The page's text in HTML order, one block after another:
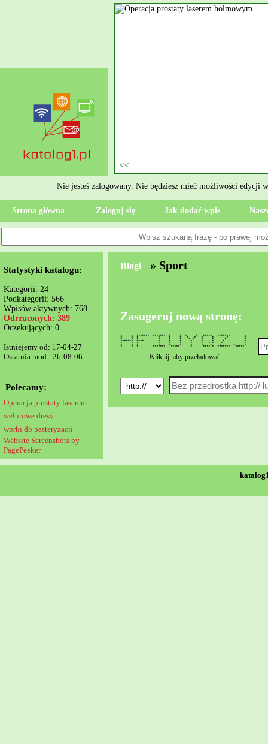
rzetelne układanie płytek
Rzeszów i dbamy o to,
gdy Twoja przestrzeń
przywracając ponownie
Nie jesteś zalogowany. Nie będziesz mieć możliwości edycji
Strona główna Zaloguj się Jak dodać wpis
Statystyki katalogu:
Kategorii: 24
Podkategorii: 566
Wpisów aktywnych: 768
Odrzuconych: 389
Oczekujących: 0
Istniejemy od: 17-04-27
Ostatnia mod.: 26-08-06
Polecamy:
Operacja prostaty laserem
welurowe dresy
worki do pasteryzacji
Website Screenshots by
PagePeeker
Blogi » Sport
Zasugeruj nową stronę:
* * ******* ******* * * * * ***** ******* *
* * * * * * * * * * * *
* * * * * * * * * * * *
******* **** * * * * * * * *
* * * * * * * * * * * *
* * * * * * * * * * * *
* * * ******* ***** * **** * ******* *****
Kliknij, aby przeładować